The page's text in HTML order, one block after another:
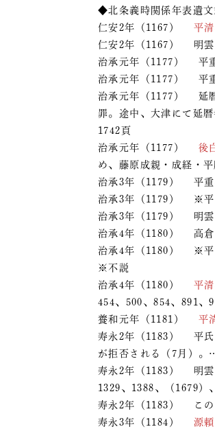
◆北条義時関係年表遺
仁安2年（1167） 平
仁安2年（1167） 明雲
治承元年（1177） 平
治承元年（1177） 平
治承元年（1177） 延
罪。途中、大津にて延
1742頁
治承元年（1177） 後
め、藤原成親・成経・
治承3年（1179） 平重
治承3年（1179） ※平
治承3年（1179） 明雲
治承4年（1180） 高倉
治承4年（1180） ※平
※不説
治承4年（1180） 平
454、500、854、891、
養和元年（1181） 平
寿永2年（1183） 平氏
が拒否される（7月）。
寿永2年（1183） 明雲
1329、1388、（1679）
寿永2年（1183） この
寿永3年（1184） 源頼